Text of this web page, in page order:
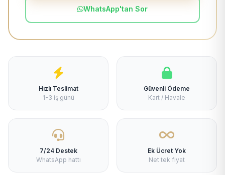
WhatsApp'tan Sor
Hızlı Teslimat
1-3 iş günü
Güvenli Ödeme
Kart / Havale
7/24 Destek
WhatsApp hattı
Ek Ücret Yok
Net tek fiyat